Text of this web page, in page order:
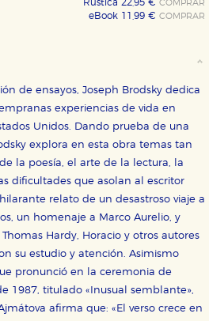
Rústica 22,95 €COMPRAR
eBook 11,99 €COMPRAR
de ensayos, Joseph Brodsky dedica
experiencias de vida en
Unidos. Dando prueba de una
explora en esta obra temas tan
la poesía, el arte de la lectura, la
dificultades que asolan al escritor
relato de un desastroso viaje a
un homenaje a Marco Aurelio, y
Hardy, Horacio y otros autores
su estudio y atención. Asimismo
pronunció en la ceremonia de
1987, titulado «Inusual semblante»,
afirma que: «El verso crece en